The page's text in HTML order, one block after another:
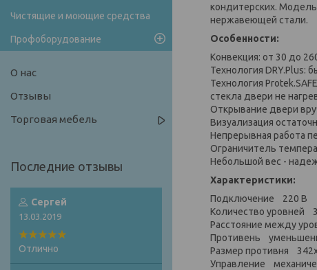
кондитерских.
нержавеющей стали.
Особенности:
Конвекция: от 30 до
Технология DRY.Plus:
Технология
стекла двери не
Открывание двери
Визуализация
Непрерывная работа
Ограничитель
Небольшой вес -
Характеристики:
Подключение 220 В
Количество уровней 3
Расстояние между
Противень
Размер противня
Управление
Чистящие и моющие средства
Профоборудование
О нас
Отзывы
Торговая мебель
Сергей
13.03.2019
Отлично